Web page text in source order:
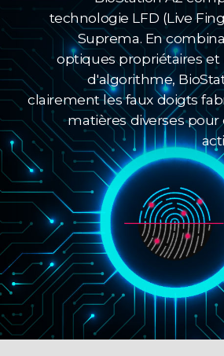
technologie LFD (Live
Suprema. En
optiques propriétaires
d'algorithme,
clairement les faux doigts
matières diverses